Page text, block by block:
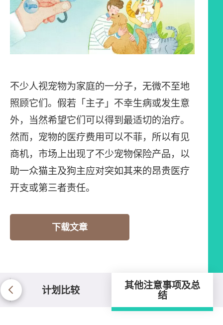
不少人视宠物为家庭的一分子，无微不至地
照顾它们。假若「主子」不幸生病或发生意
外，当然希望它们可以得到最适切的治疗。
然而，宠物的医疗费用可以不菲，所以有见
商机，市场上出现了不少宠物保险产品，以
助一众猫主及狗主应对突如其来的昂贵医疗
开支或第三者责任。
下载文章
计划比较 其他注意事项及总
结
其他注意事项及总结